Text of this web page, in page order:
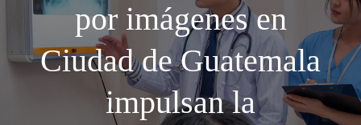
por imágenes en
Ciudad de Guatemala
impulsan la